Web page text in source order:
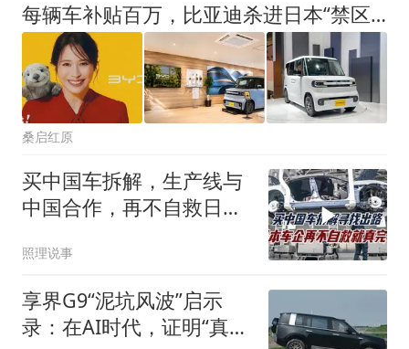
每辆车补贴百万，比亚迪杀进日本“禁区”，海獭能成功吗？
桑启红原
买中国车拆解，生产线与
中国合作，再不自救日本
照理说事
享界G9“泥坑风波”启示
录：在AI时代，证明“真